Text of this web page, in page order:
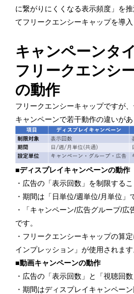
に繋がりにくくなる表示頻度」を
てフリークエンシーキャップを導入
キャンペーンタ
フリークエンシ
の動作
フリークエンシーキャップですが
キャンペーンで若干動作の違いがあ
■ディスプレイキャンペーンの動作
・広告の「表示回数」を制限するこ
・期間は「日単位/週単位/月単位」
・「キャンペーン/広告グループ/広
です。
・フリークエンシーキャップの算
インプレッション」が使用されます
■動画キャンペーンの動作
・広告の「表示回数」と「視聴回
・期間はディスプレイキャンペー